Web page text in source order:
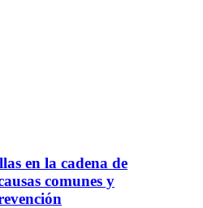
en la cadena de
comunes y